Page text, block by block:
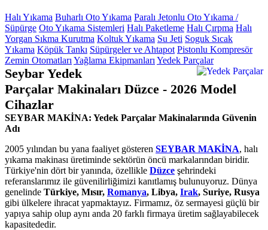
Halı Yıkama Buharlı Oto Yıkama Paralı Jetonlu Oto Yıkama /
Süpürge Oto Yıkama Sistemleri Halı Paketleme Halı Çırpma Halı
Yorgan Sıkma Kurutma Koltuk Yıkama Su Jeti Soguk Sıcak
Yıkama Köpük Tankı Süpürgeler ve Ahtapot Pistonlu Kompresör
Zemin Otomatları Yağlama Ekipmanları Yedek Parçalar
Seybar Yedek
Parçalar Makinaları Düzce - 2026 Model
Cihazlar
SEYBAR MAKİNA: Yedek Parçalar Makinalarında Güvenin
Adı
2005 yılından bu yana faaliyet gösteren SEYBAR MAKİNA, halı
yıkama makinası üretiminde sektörün öncü markalarından biridir.
Türkiye'nin dört bir yanında, özellikle Düzce şehrindeki
referanslarımız ile güvenilirliğimizi kanıtlamış bulunuyoruz. Dünya
genelinde Türkiye, Mısır, Romanya, Libya, Irak, Suriye, Rusya
gibi ülkelere ihracat yapmaktayız. Firmamız, öz sermayesi güçlü bir
yapıya sahip olup aynı anda 20 farklı firmaya üretim sağlayabilecek
kapasitededir.